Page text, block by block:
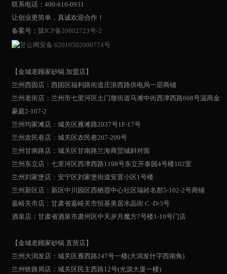
联系电话：400-616-0931
让创业更简单，真诚欢迎合作！
备案号： 陇ICP备20002723号-2
甘公网安备 62010502000774号
【金城老顾家砂锅 加盟店】
兰州西固店：西固区福利路街道庄浪西路供电局一层商铺
兰州老街店：兰州市七里河区土门墩街道马滩中街西津西路668号温商金
豪庭2-107-2
兰州均家滩店：城关区雁滩路2037号1F-17号
兰州农民巷店：城关区农民巷207-209号
兰州甘南路店：城关区甘南路兰海商贸城斜对面
兰州东立店：七里河区西津西路1198号东立开泰园4号楼102室
兰州刘家堡店：安宁区刘家堡街道安置小区1号楼
兰州新区店：新区中川园区西栖霞中心社区瑞岭名郡5-102-2号商铺
嘉峪关市店：甘肃省嘉峪关市恒基美居水晶街 C -D-3号
酒泉店：甘肃省酒泉市肃州区中天岁月魔方7号楼1-10号门店
【金城老顾家砂锅 直营店】
兰州大润发店：城关区雁西路247号一楼(大润发什字西南角)
兰州铁路局店：城关区民主西路12号(光源大厦一楼)